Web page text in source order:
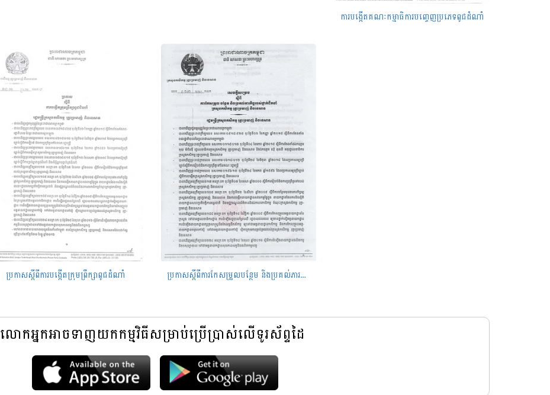
ការបង្កើតគណៈកម្មាធិការបញ្ចេញប្រភេទពូជដំណាំ
ប្រកាសស្តីពីការបង្កើតក្រុមព្រឹក្សាពូជដំណាំ ប្រកាសស្តីពីការកែសម្រួលបន្ថែម និងប្រគល់ភារកិច្ចរបស់ថ្នាក់ដឹកនាំក្រសួងកសិកម្ម
លោកអ្នកអាចទាញយកកម្មវិធីសម្រាប់ប្រើប្រាស់លើទូរស័ព្ទដៃ